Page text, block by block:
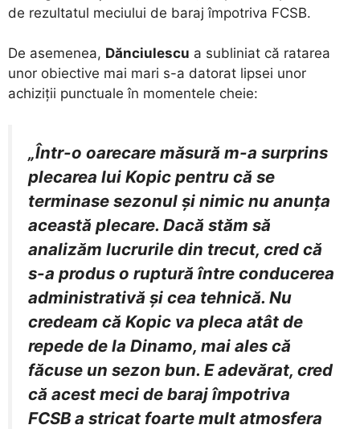
de rezultatul meciului de baraj împotriva FCSB.
​De asemenea, Dănciulescu a subliniat că ratarea
unor obiective mai mari s-a datorat lipsei unor
achiziții punctuale în momentele cheie:
„Într-o oarecare măsură m-a surprins
plecarea lui Kopic pentru că se
terminase sezonul și nimic nu anunța
această plecare. Dacă stăm să
analizăm lucrurile din trecut, cred că
s-a produs o ruptură între conducerea
administrativă și cea tehnică. Nu
credeam că Kopic va pleca atât de
repede de la Dinamo, mai ales că
făcuse un sezon bun. E adevărat, cred
că acest meci de baraj împotriva
FCSB a stricat foarte mult atmosfera